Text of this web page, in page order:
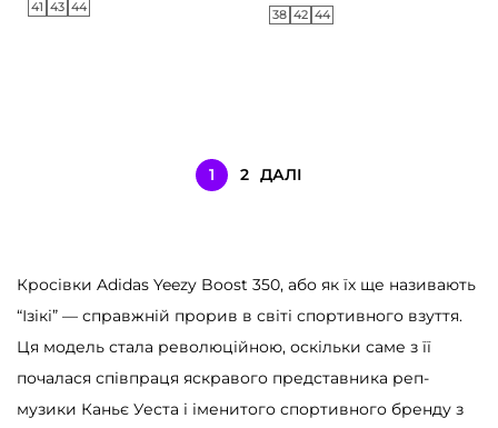
41 43 44
38 42 44
1 2 ДАЛІ
Кросівки Adidas Yeezy Boost 350, або як їх ще називають
“Ізікі” — справжній прорив в світі спортивного взуття.
Ця модель стала революційною, оскільки саме з її
почалася співпраця яскравого представника реп-
музики Каньє Уеста і іменитого спортивного бренду з